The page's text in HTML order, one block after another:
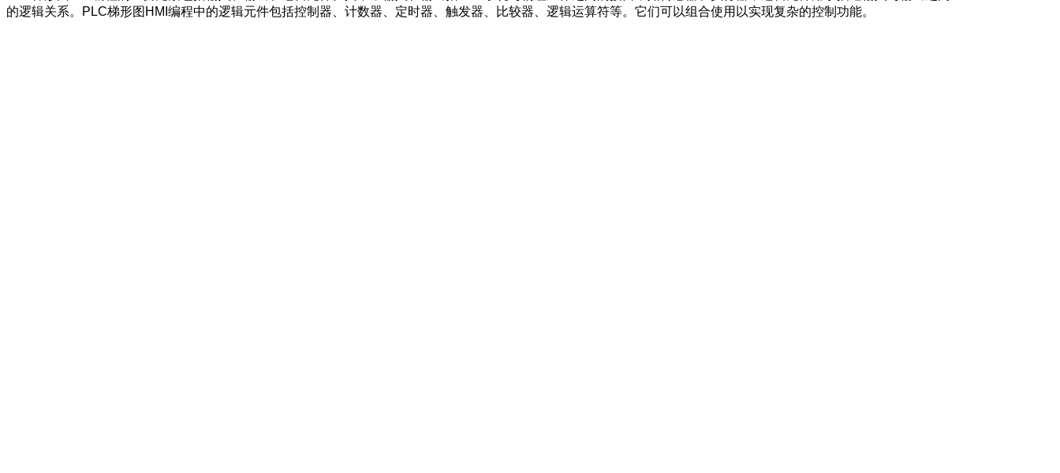
的逻辑关系。PLC梯形图HMI编程中的逻辑元件包括控制器、计数器、定时器、触发器、比较器、逻辑运算符等。它们可以组合使用以实现复杂的控制功能。